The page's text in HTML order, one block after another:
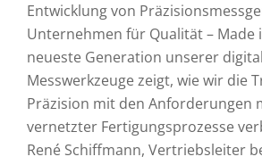
Entwicklung von
Unternehmen für Qualität – Made
neueste Generation unserer
Messwerkzeuge zeigt, wie wir die
Präzision mit den Anforderungen
vernetzter Fertigungsprozesse
René Schiffmann, Vertriebsleiter